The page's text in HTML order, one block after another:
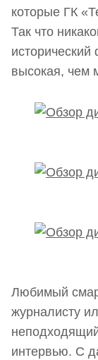
которые ГК
Так что
высокая, чем
Любимый
журналисту
интервью. С